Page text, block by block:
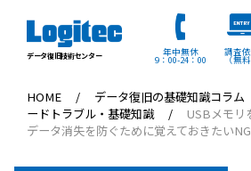
データ復旧技術センター 年中無休
9：00 24：00
調査
（無
HOME データ復旧の基礎知識コラム
ードトラブル・基礎知識
USBメモリ
データ消失を防ぐために覚えておきたい